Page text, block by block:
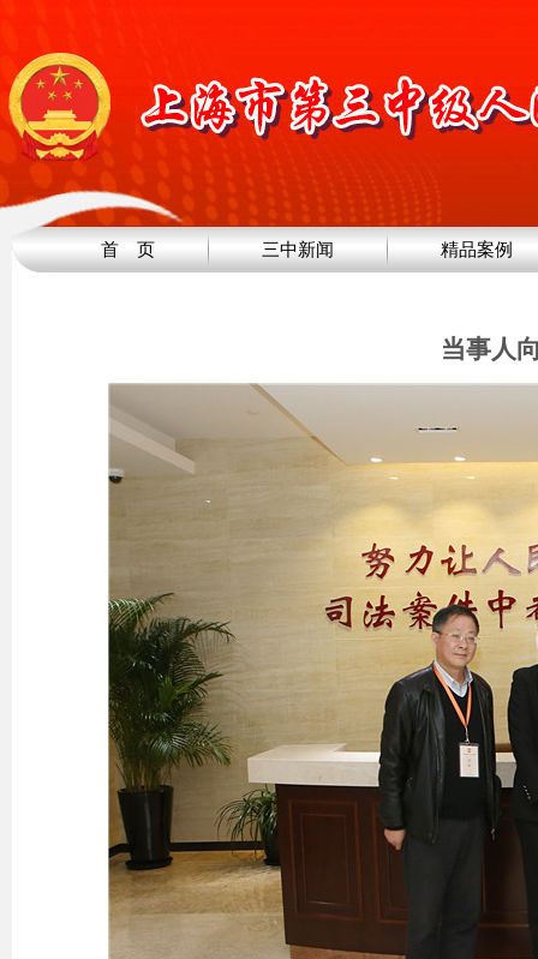
首 页 三中新闻 精品案例
当事人